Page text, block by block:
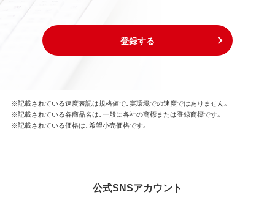
登録する
※記載されている速度表記は規格値で、実環境での速度ではありません。
※記載されている各商品名は、一般に各社の商標または登録商標です。
※記載されている価格は、希望小売価格です。
公式SNSアカウント